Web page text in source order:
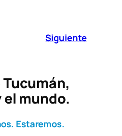
Siguiente
mundo.
Estaremos.